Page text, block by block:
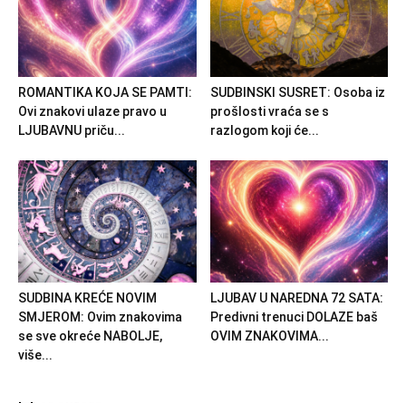
ROMANTIKA KOJA SE PAMTI:
Ovi znakovi ulaze pravo u
LJUBAVNU priču...
SUDBINSKI SUSRET: Osoba iz
prošlosti vraća se s
razlogom koji će...
SUDBINA KREĆE NOVIM
SMJEROM: Ovim znakovima
se sve okreće NABOLJE,
više...
LJUBAV U NAREDNA 72 SATA:
Predivni trenuci DOLAZE baš
OVIM ZNAKOVIMA...